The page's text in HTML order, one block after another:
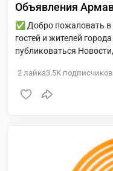
Объявления
✅ Добро пожаловать
гостей и жителей
публиковаться
Интернет магазин ?
2 лайка3.5K подписчиков